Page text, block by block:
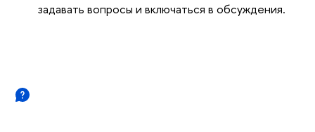
задавать вопросы и включаться в обсуждения.